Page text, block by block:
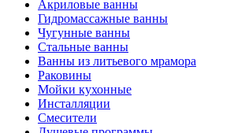
Акриловые ванны
Гидромассажные ванны
Чугунные ванны
Стальные ванны
Ванны из литьевого мрамора
Раковины
Мойки кухонные
Инсталляции
Смесители